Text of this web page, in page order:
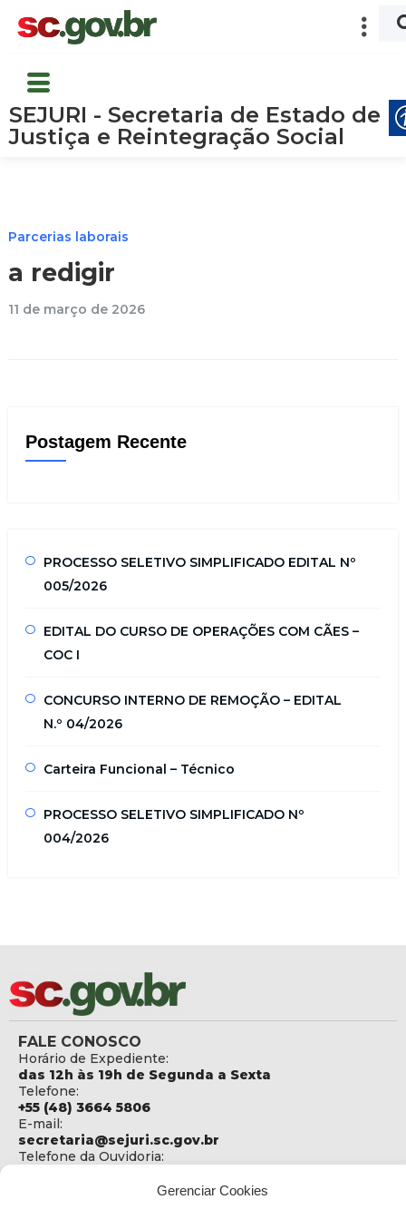
Gerenciar Cookies
SEJURI - Secretaria de Estado de
Justiça e Reintegração Social
Parcerias laborais
a redigir
11 de março de 2026
Postagem Recente
PROCESSO SELETIVO SIMPLIFICADO EDITAL Nº
005/2026
EDITAL DO CURSO DE OPERAÇÕES COM CÃES –
COC I
CONCURSO INTERNO DE REMOÇÃO – EDITAL
N.º 04/2026
Carteira Funcional – Técnico
PROCESSO SELETIVO SIMPLIFICADO Nº
004/2026
FALE CONOSCO
Horário de Expediente:
das 12h às 19h de Segunda a Sexta
Telefone:
+55 (48) 3664 5806
E-mail:
secretaria@sejuri.sc.gov.br
Telefone da Ouvidoria: